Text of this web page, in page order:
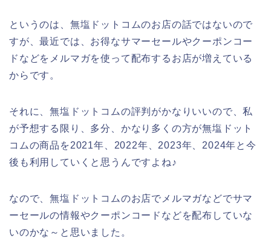
というのは、無塩ドットコムのお店の話ではないので
すが、最近では、お得なサマーセールやクーポンコー
ドなどをメルマガを使って配布するお店が増えている
からです。
それに、無塩ドットコムの評判がかなりいいので、私
が予想する限り、多分、かなり多くの方が無塩ドット
コムの商品を2021年、2022年、2023年、2024年と今
後も利用していくと思うんですよね♪
なので、無塩ドットコムのお店でメルマガなどでサマ
ーセールの情報やクーポンコードなどを配布していな
いのかな～と思いました。